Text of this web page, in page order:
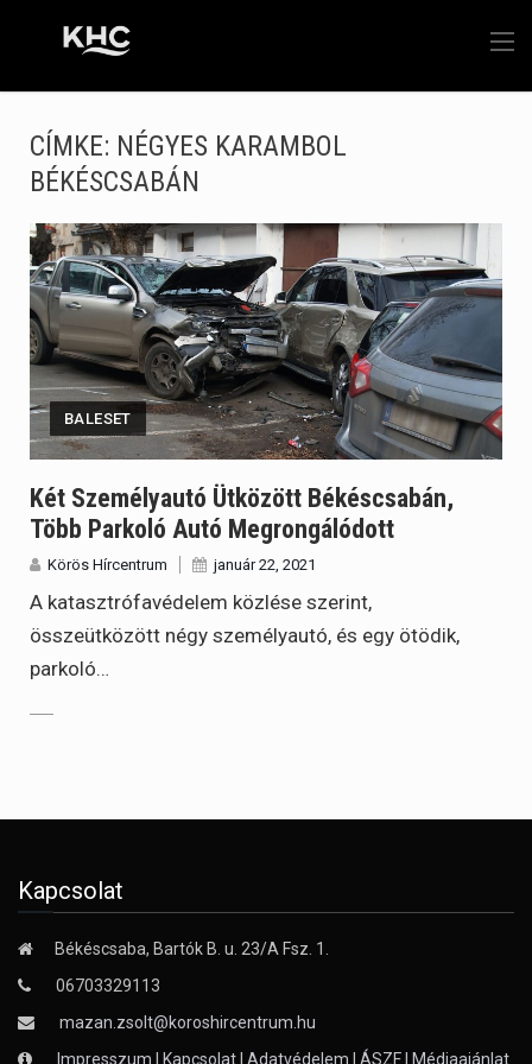
CÍMKE: NÉGYES KARAMBOL
BÉKÉSCSABÁN
BALESET
Két Személyautó Ütközött Békéscsabán,
Több Parkoló Autó Megrongálódott
Körös Hírcentrum január 22, 2021
A katasztrófavédelem közlése szerint,
összeütközött négy személyautó, és egy ötödik,
parkoló…
Kapcsolat
Békéscsaba, Bartók B. u. 23/A Fsz. 1.
06703329113
mazan.zsolt@koroshircentrum.hu
Impresszum
Kapcsolat Adatvédelem ÁSZF Médiaajánlat